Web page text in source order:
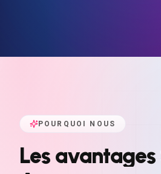
POURQUOI NOUS
Les avantages